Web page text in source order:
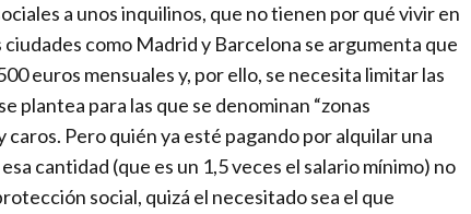
w
o
d
a unos inquilinos, que no tienen por qué vivir en
como Madrid y Barcelona se argumenta que
euros mensuales y, por ello, se necesita limitar las
plantea para las que se denominan “zonas
Pero quién ya esté pagando por alquilar una
cantidad (que es un 1,5 veces el salario mínimo) no
social, quizá el necesitado sea el que